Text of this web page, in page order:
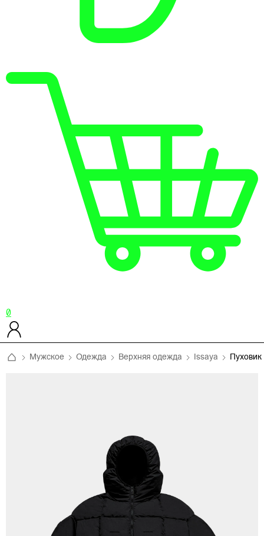
0
Мужское Одежда Верхняя одежда Issaya